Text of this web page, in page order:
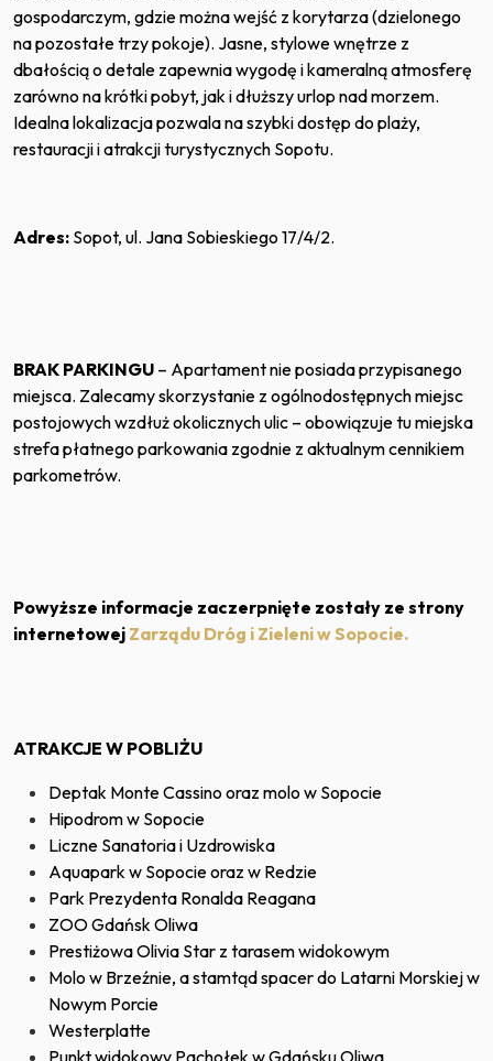
gospodarczym, gdzie można wejść z korytarza (dzielonego
na pozostałe trzy pokoje). Jasne, stylowe wnętrze z
dbałością o detale zapewnia wygodę i kameralną atmosferę
zarówno na krótki pobyt, jak i dłuższy urlop nad morzem.
Idealna lokalizacja pozwala na szybki dostęp do plaży,
restauracji i atrakcji turystycznych Sopotu.
Adres: Sopot, ul. Jana Sobieskiego 17/4/2.
BRAK PARKINGU – Apartament nie posiada przypisanego
miejsca. Zalecamy skorzystanie z ogólnodostępnych miejsc
postojowych wzdłuż okolicznych ulic – obowiązuje tu miejska
strefa płatnego parkowania zgodnie z aktualnym cennikiem
parkometrów.
Powyższe informacje zaczerpnięte zostały ze strony
internetowej Zarządu Dróg i Zieleni w Sopocie.
ATRAKCJE W POBLIŻU
Deptak Monte Cassino oraz molo w Sopocie
Hipodrom w Sopocie
Liczne Sanatoria i Uzdrowiska
Aquapark w Sopocie oraz w Redzie
Park Prezydenta Ronalda Reagana
ZOO Gdańsk Oliwa
Prestiżowa Olivia Star z tarasem widokowym
Molo w Brzeźnie, a stamtąd spacer do Latarni Morskiej w
Nowym Porcie
Westerplatte
Punkt widokowy Pachołek w Gdańsku Oliwa